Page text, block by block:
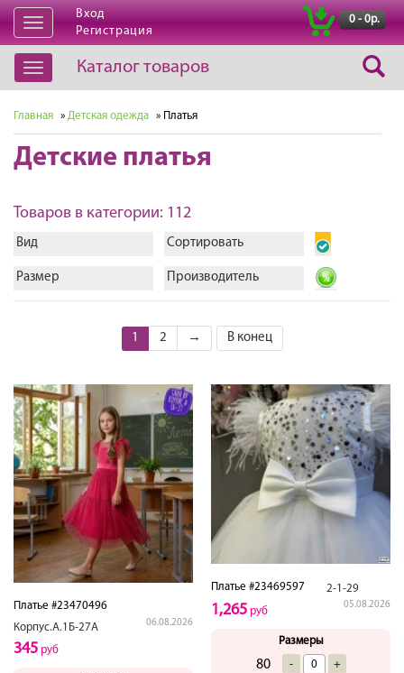
Открыть
навигацию
Вход
Регистрация
0 - 0р.
Открыть
навигацию
Каталог товаров
Главная » Детская одежда » Платья
Детские платья
Товаров в категории: 112
Вид Сортировать
Размер Производитель
1 2 → В конец
Платье #23470496
Корпус.А.1Б-27А
06.08.2026
345 руб
Платье #23469597 2-1-29
05.08.2026
1,265 руб
Размеры
80 - +